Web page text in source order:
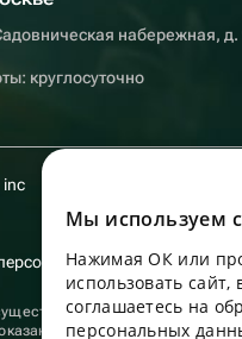
набережная,
круглосуточно
данных
деятельность в
услуг в сети
Мы используем
Нажимая ОК или
использовать сайт,
соглашаетесь на
персональных